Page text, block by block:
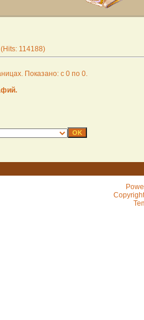
114188)
Показано: с 0 по 0.